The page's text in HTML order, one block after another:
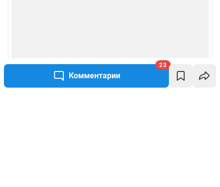
Комментарии
23